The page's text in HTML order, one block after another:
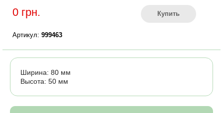
0 грн. Купить
Артикул: 999463
Ширина: 80 мм
Высота: 50 мм